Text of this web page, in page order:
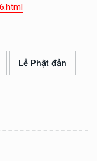
Lễ Phật đản